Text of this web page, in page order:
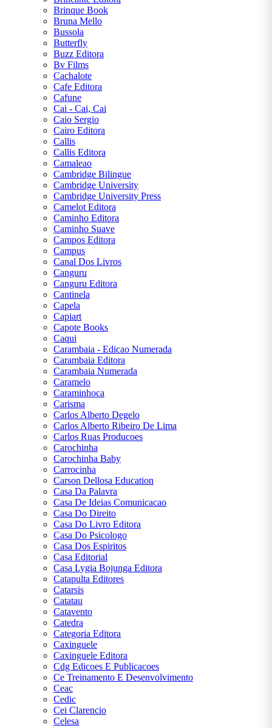
mensagem
Brinque Book
Bruna Mello
Bussola
Butterfly
Buzz Editora
Bv Films
Cachalote
Cafe Editora
Cafune
Cai - Cai, Cai
Caio Sergio
Cairo Editora
Callis
Callis Editora
Camaleao
Cambridge Bilingue
Cambridge University
Cambridge University Press
Camelot Editora
Caminho Editora
Caminho Suave
Campos Editora
Campus
Canal Dos Livros
Canguru
Canguru Editora
Cantinela
Capela
Capiart
Capote Books
Caqui
Carambaia - Edicao Numerada
Carambaia Editora
Carambaia Numerada
Caramelo
Caraminhoca
Carisma
Carlos Alberto Degelo
Carlos Alberto Ribeiro De Lima
Carlos Ruas Producoes
Carochinha
Carochinha Baby
Carrocinha
Carson Dellosa Education
Casa Da Palavra
Casa De Ideias Comunicacao
Casa Do Direito
Casa Do Livro Editora
Casa Do Psicologo
Casa Dos Espiritos
Casa Editorial
Casa Lygia Bojunga Editora
Catapulta Editores
Catarsis
Catatau
Catavento
Catedra
Categoria Editora
Caxinguele
Caxinguele Editora
Cdg Edicoes E Publicacoes
Ce Treinamento E Desenvolvimento
Ceac
Cedic
Cei Clarencio
Celesa